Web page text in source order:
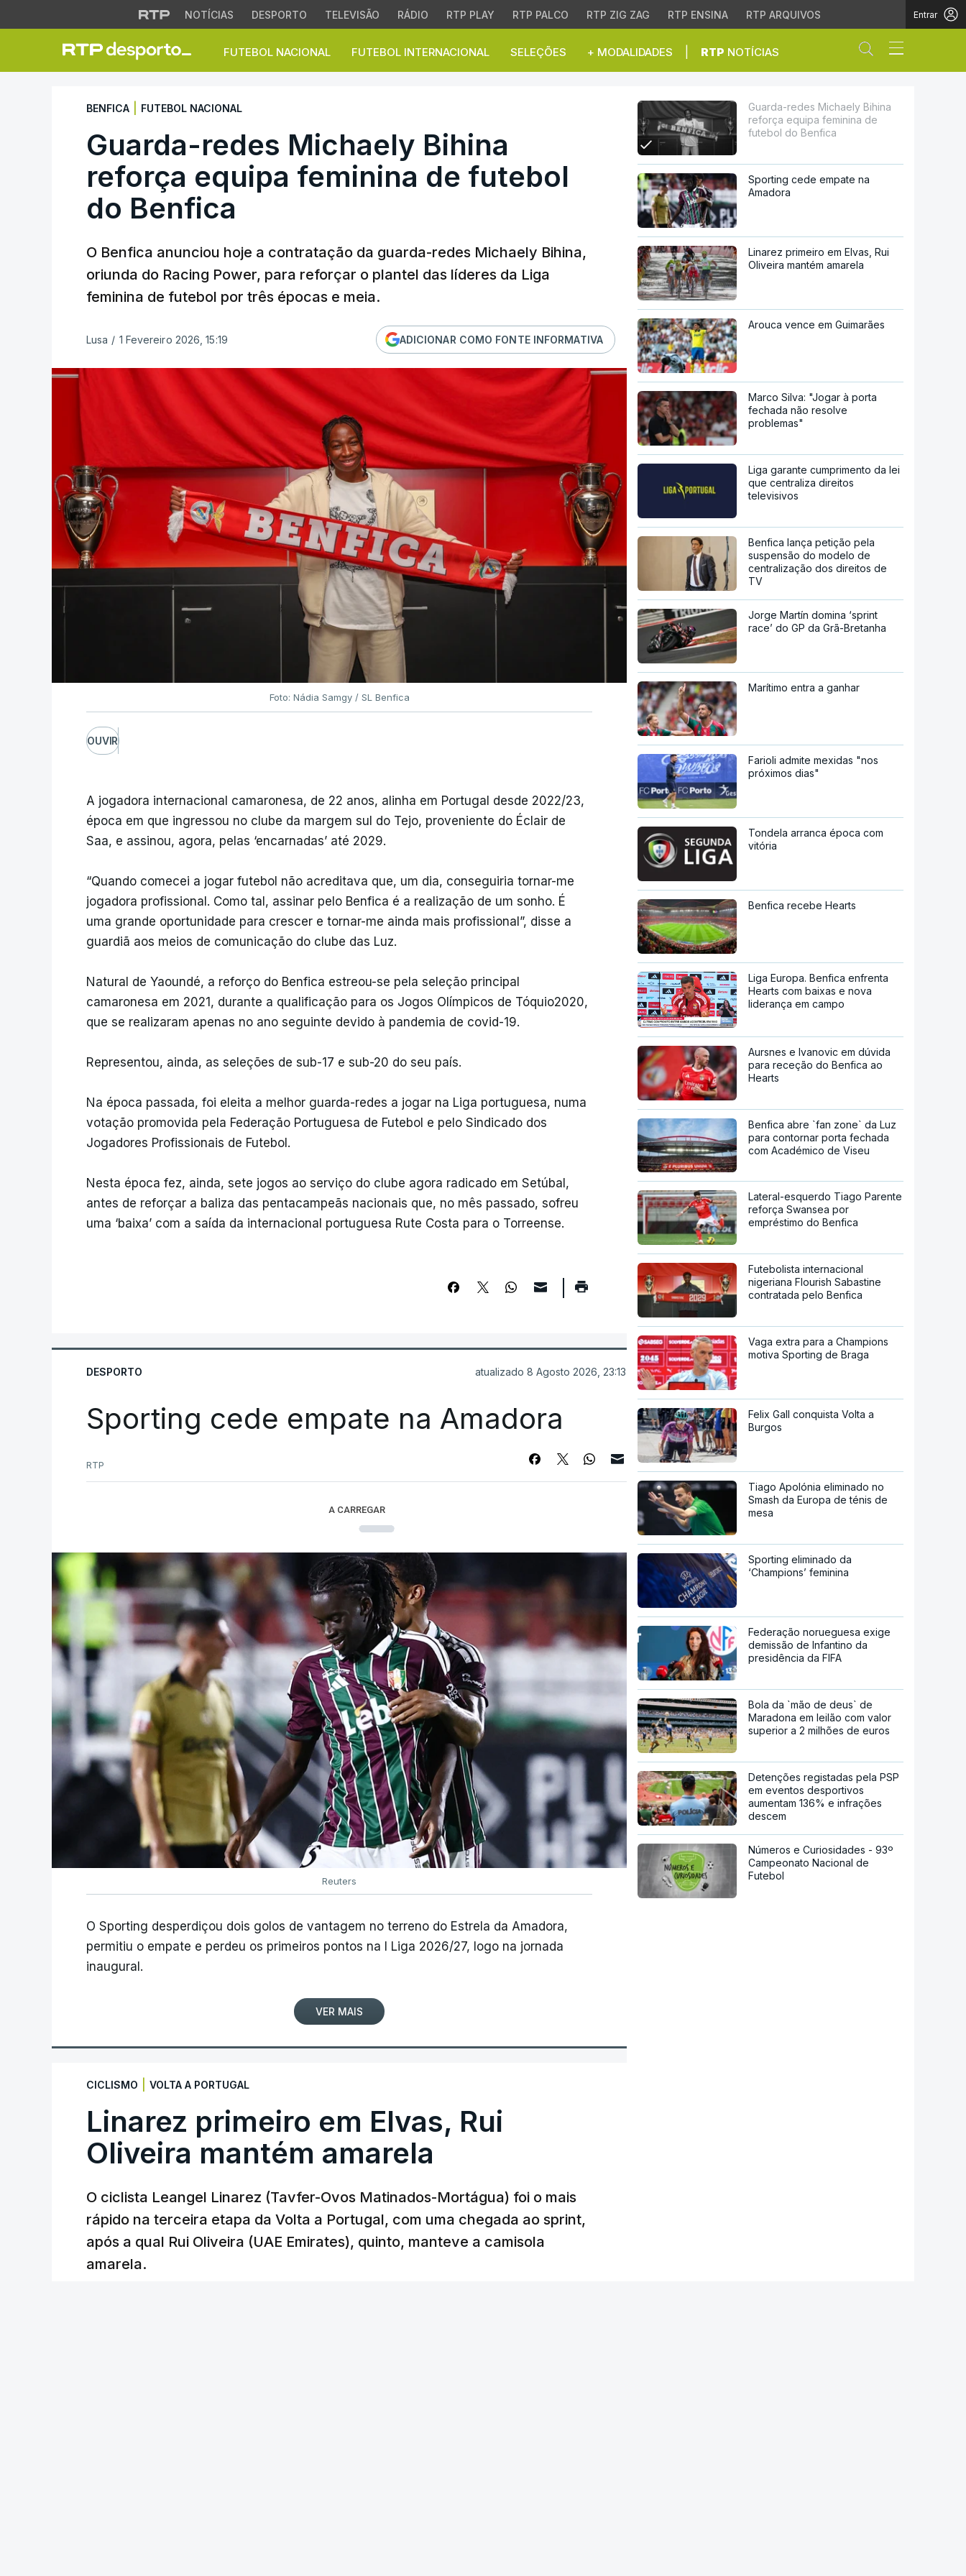
NOTÍCIAS DESPORTO TELEVISÃO RÁDIO RTP PLAY RTP PALCO RTP ZIG ZAG RTP ENSINA RTP ARQUIVOS Entrar
FUTEBOL NACIONAL FUTEBOL INTERNACIONAL SELEÇÕES + MODALIDADES RTP NOTÍCIAS Abrir campo
Guarda-redes Michaely Bihina reforça equipa feminina de
BENFICA FUTEBOL NACIONAL
Guarda-redes Michaely Bihina
reforça equipa feminina de futebol
do Benfica
O Benfica anunciou hoje a contratação da guarda-redes Michaely Bihina,
oriunda do Racing Power, para reforçar o plantel das líderes da Liga
feminina de futebol por três épocas e meia.
Lusa / 1 Fevereiro 2026, 15:19 ADICIONAR COMO FONTE INFORMATIVA
Foto: Nádia Samgy / SL Benfica
OUVIR
A jogadora internacional camaronesa, de 22 anos, alinha em Portugal desde 2022/23,
época em que ingressou no clube da margem sul do Tejo, proveniente do Éclair de
Saa, e assinou, agora, pelas ‘encarnadas’ até 2029.
“Quando comecei a jogar futebol não acreditava que, um dia, conseguiria tornar-me
jogadora profissional. Como tal, assinar pelo Benfica é a realização de um sonho. É
uma grande oportunidade para crescer e tornar-me ainda mais profissional”, disse a
guardiã aos meios de comunicação do clube das Luz.
Natural de Yaoundé, a reforço do Benfica estreou-se pela seleção principal
camaronesa em 2021, durante a qualificação para os Jogos Olímpicos de Tóquio2020,
que se realizaram apenas no ano seguinte devido à pandemia de covid-19.
Representou, ainda, as seleções de sub-17 e sub-20 do seu país.
Na época passada, foi eleita a melhor guarda-redes a jogar na Liga portuguesa, numa
votação promovida pela Federação Portuguesa de Futebol e pelo Sindicado dos
Jogadores Profissionais de Futebol.
Nesta época fez, ainda, sete jogos ao serviço do clube agora radicado em Setúbal,
antes de reforçar a baliza das pentacampeãs nacionais que, no mês passado, sofreu
uma ‘baixa’ com a saída da internacional portuguesa Rute Costa para o Torreense.
DESPORTO atualizado 8 Agosto 2026, 23:13
Sporting cede empate na Amadora
RTP
A CARREGAR
Reuters
O Sporting desperdiçou dois golos de vantagem no terreno do Estrela da Amadora,
permitiu o empate e perdeu os primeiros pontos na I Liga 2026/27, logo na jornada
inaugural.
VER MAIS
CICLISMO VOLTA A PORTUGAL
Linarez primeiro em Elvas, Rui
Oliveira mantém amarela
O ciclista Leangel Linarez (Tavfer-Ovos Matinados-Mortágua) foi o mais
rápido na terceira etapa da Volta a Portugal, com uma chegada ao sprint,
após a qual Rui Oliveira (UAE Emirates), quinto, manteve a camisola
amarela.
Guarda-redes Michaely Bihina
reforça equipa feminina de
futebol do Benfica
Sporting cede empate na
Amadora
Linarez primeiro em Elvas, Rui
Oliveira mantém amarela
Arouca vence em Guimarães
Marco Silva: "Jogar à porta
fechada não resolve
problemas"
Liga garante cumprimento da lei
que centraliza direitos
televisivos
Benfica lança petição pela
suspensão do modelo de
centralização dos direitos de
TV
Jorge Martín domina ‘sprint
race’ do GP da Grã-Bretanha
Marítimo entra a ganhar
Farioli admite mexidas "nos
próximos dias"
Tondela arranca época com
vitória
Benfica recebe Hearts
Liga Europa. Benfica enfrenta
Hearts com baixas e nova
liderança em campo
Aursnes e Ivanovic em dúvida
para receção do Benfica ao
Hearts
Benfica abre `fan zone` da Luz
para contornar porta fechada
com Académico de Viseu
Lateral-esquerdo Tiago Parente
reforça Swansea por
empréstimo do Benfica
Futebolista internacional
nigeriana Flourish Sabastine
contratada pelo Benfica
Vaga extra para a Champions
motiva Sporting de Braga
Felix Gall conquista Volta a
Burgos
Tiago Apolónia eliminado no
Smash da Europa de ténis de
mesa
Sporting eliminado da
‘Champions’ feminina
Federação norueguesa exige
demissão de Infantino da
presidência da FIFA
Bola da `mão de deus` de
Maradona em leilão com valor
superior a 2 milhões de euros
Detenções registadas pela PSP
em eventos desportivos
aumentam 136% e infrações
descem
Números e Curiosidades - 93º
Campeonato Nacional de
Futebol